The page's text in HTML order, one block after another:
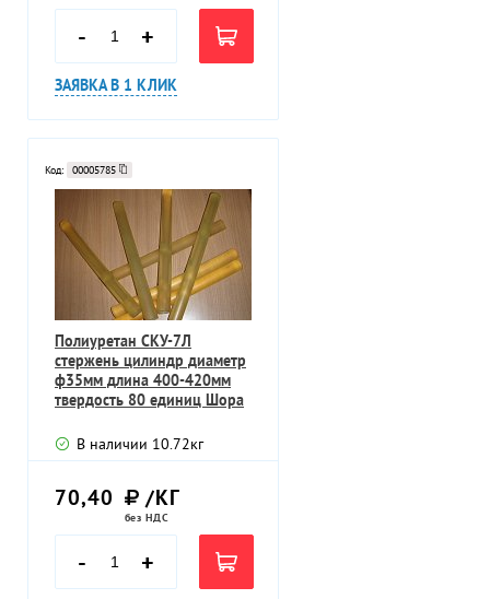
- +
ЗАЯВКА В 1 КЛИК
Код: 00005785
Полиуретан СКУ-7Л
стержень цилиндр диаметр
ф35мм длина 400-420мм
твердость 80 единиц Шора
В наличии 10.72кг
70,40 /КГ
без НДС
- +